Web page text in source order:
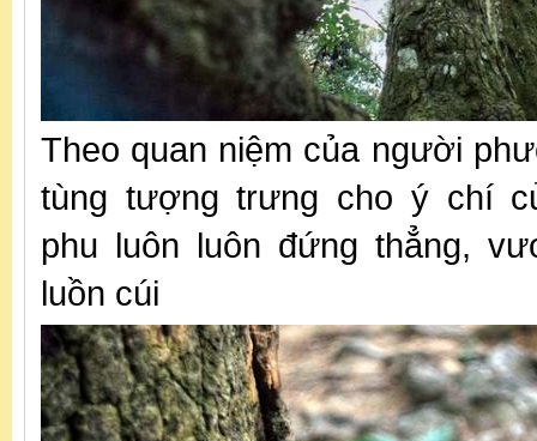
Theo quan niệm của người
tùng tượng trưng cho ý chí
phu luôn luôn đứng thẳng,
luồn cúi